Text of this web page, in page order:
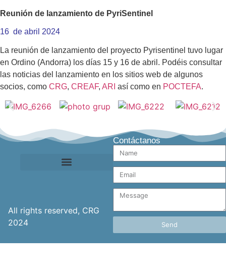
Reunión de lanzamiento de PyriSentinel
16 de abril 2024
La reunión de lanzamiento del proyecto Pyrisentinel tuvo lugar
en Ordino (Andorra) los días 15 y 16 de abril. Podéis consultar
las noticias del lanzamiento en los sitios web de algunos
socios, como CRG, CREAF, ARI así como en POCTEFA.
All rights reserved, CRG
2024
Contáctanos
Send